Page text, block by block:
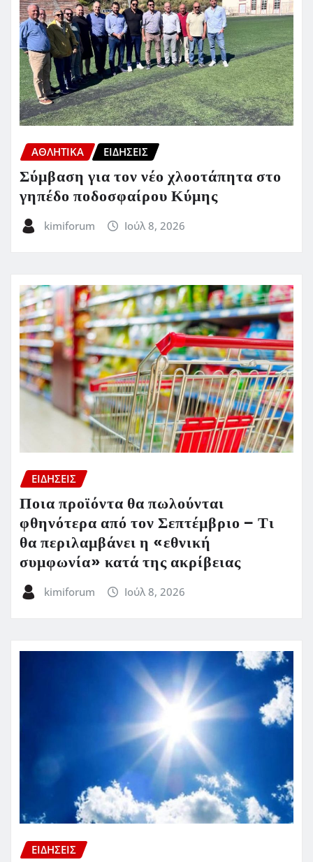
ΑΘΛΗΤΙΚΑ ΕΙΔΗΣΕΙΣ
Σύμβαση για τον νέο χλοοτάπητα στο
γηπέδο ποδοσφαίρου Κύμης
kimiforum Ιούλ 8, 2026
ΕΙΔΗΣΕΙΣ
Ποια προϊόντα θα πωλούνται
φθηνότερα από τον Σεπτέμβριο – Τι
θα περιλαμβάνει η «εθνική
συμφωνία» κατά της ακρίβειας
kimiforum Ιούλ 8, 2026
ΕΙΔΗΣΕΙΣ